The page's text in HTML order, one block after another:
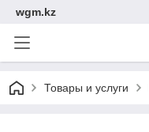
wgm.kz
Товары и услуги